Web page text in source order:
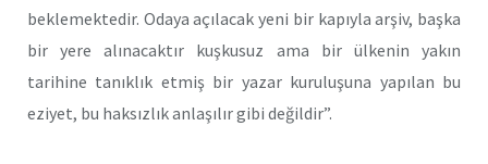
beklemektedir. Odaya açılacak yeni bir kapıyla arşiv, başka
bir yere alınacaktır kuşkusuz ama bir ülkenin yakın
tarihine tanıklık etmiş bir yazar kuruluşuna yapılan bu
eziyet, bu haksızlık anlaşılır gibi değildir”.